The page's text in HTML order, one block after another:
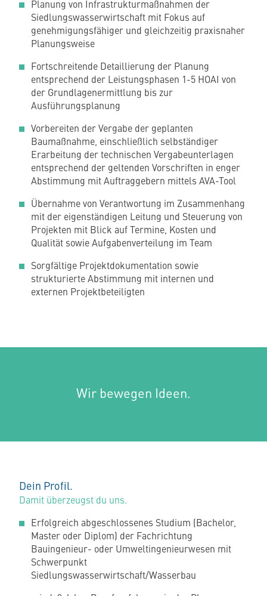
Planung von Infrastrukturmaßnahmen der
Siedlungswasserwirtschaft mit Fokus auf
genehmigungsfähiger und gleichzeitig praxisnaher
Planungsweise
Fortschreitende Detaillierung der Planung
entsprechend der Leistungsphasen 1-5 HOAI von
der Grundlagenermittlung bis zur
Ausführungsplanung
Vorbereiten der Vergabe der geplanten
Baumaßnahme, einschließlich selbständiger
Erarbeitung der technischen Vergabeunterlagen
entsprechend der geltenden Vorschriften in enger
Abstimmung mit Auftraggebern mittels AVA-Tool
Übernahme von Verantwortung im Zusammenhang
mit der eigenständigen Leitung und Steuerung von
Projekten mit Blick auf Termine, Kosten und
Qualität sowie Aufgabenverteilung im Team
Sorgfältige Projektdokumentation sowie
strukturierte Abstimmung mit internen und
externen Projektbeteiligten
Wir bewegen Ideen.
Dein Profil.
Damit überzeugst du uns.
Erfolgreich abgeschlossenes Studium (Bachelor,
Master oder Diplom) der Fachrichtung
Bauingenieur- oder Umweltingenieurwesen mit
Schwerpunkt
Siedlungswasserwirtschaft/Wasserbau